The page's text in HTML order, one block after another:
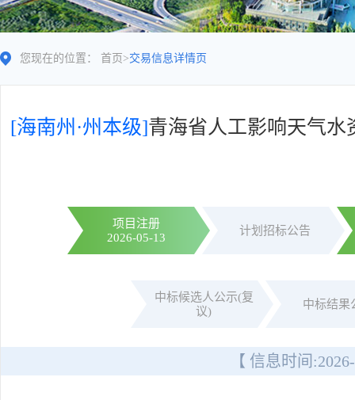
您现在的位置： 首页 >交易信息详情页
[海南州·州本级]青海省人工影响天气
项目注册
2026-05-13
计划招标公告
中标候选人公示(复
议)
中标结果
【 信息时间: